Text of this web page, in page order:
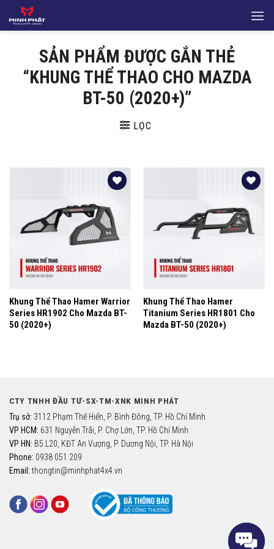
qua
SẢN PHẨM ĐƯỢC GẮN THẺ
“KHUNG THỂ THAO CHO MAZDA
BT-50 (2020+)”
LỌC
thích
Khung Thể Thao Hamer Warrior
Series HR1902 Cho Mazda BT-
50 (2020+)
thích
Khung Thể Thao Hamer
Titanium Series HR1801 Cho
Mazda BT-50 (2020+)
CTY TNHH ĐẦU TƯ-SX-TM-XNK MINH PHÁT
Trụ sở: 3112 Phạm Thế Hiển, P. Bình Đông, TP. Hồ Chí Minh
VP HCM: 631 Nguyễn Trãi, P. Chợ Lớn, TP. Hồ Chí Minh
VP HN: B5.L20, KĐT An Vượng, P. Dương Nội, TP. Hà Nội
Phone: 0938 051 209
Email: thongtin@minhphat4x4.vn